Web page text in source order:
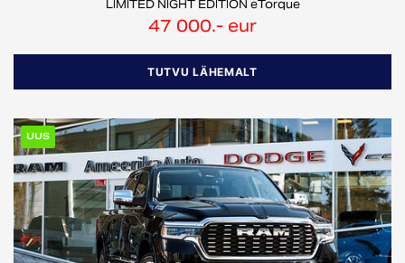
LIMITED NIGHT EDITION eTorque
47 000.- eur
TUTVU LÄHEMALT
UUS